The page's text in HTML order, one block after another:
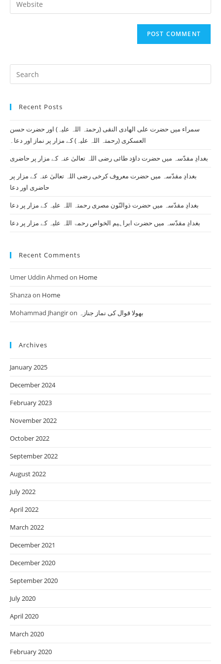
comment
address
your
Recent Posts
سمراء میں حضرت علی الھادی النقی (رحمتہ اللہ علیہ) اور حضرت حسن
العسکری (رحمتہ اللہ علیہ) کے مزار پر نماز اور دعا۔
بغدادِ مقدّسہ میں حضرت داؤد طائی رضی اللہ تعالیٰ عنہ کے مزار پر حاضری
بغدادِ مقدّسہ میں حضرت معروف کرخی رضی اللہ تعالیٰ عنہ کے مزار پر
حاضری اور دعا
بغدادِ مقدّسہ میں حضرت ذوالنّون مصری رحمتہ اللہ علیہ کے مزار پر دعا
بغدادِ مقدّسہ میں حضرت ابراہیم الخواص رحمۃ اللہ علیہ کے مزار پر دعا
Recent Comments
Umer Uddin Ahmed on Home
Shanzaon Home
Mohammad Jhangiron بھولا قوال کی نماز جنازہ
Archives
January 2025
December 2024
February 2023
November 2022
October 2022
September 2022
August 2022
July 2022
April 2022
March 2022
December 2021
December 2020
September 2020
July 2020
April 2020
March 2020
February 2020